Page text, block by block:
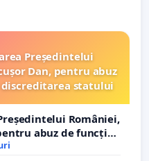
Președintelui
Dan, pentru abuz
statului
României,
abuz de funcție
statului